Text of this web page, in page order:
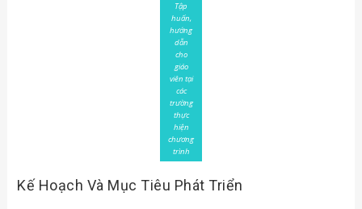
Tập
huấn,
hướng
dẫn
cho
giáo
viên tại
các
trường
thực
hiện
chương
trình
Kế Hoạch Và Mục Tiêu Phát Triển